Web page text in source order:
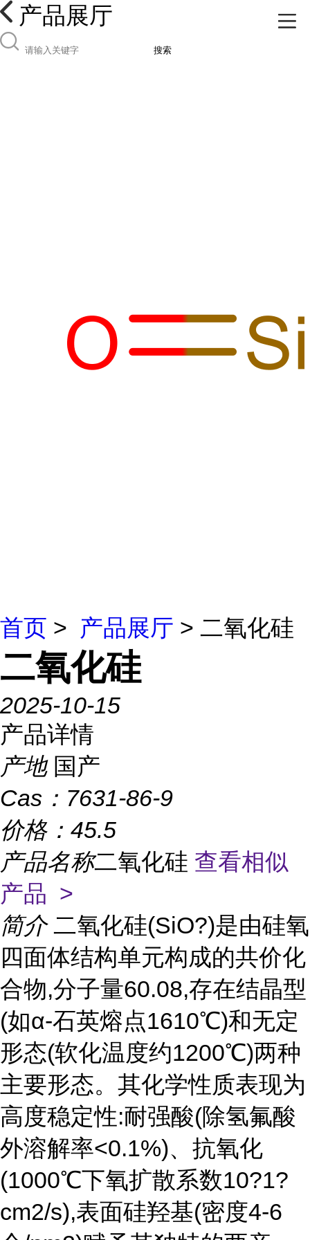
产品展厅
搜索
首页 > 产品展厅 > 二氧化硅
二氧化硅
2025-10-15
产品详情
产地 国产
Cas： 7631-86-9
价格： 45.5
产品名称二氧化硅 查看相似
产品 >
简介 二氧化硅(SiO?)是由硅氧
四面体结构单元构成的共价化
合物,分子量60.08,存在结晶型
(如α-石英熔点1610℃)和无定
形态(软化温度约1200℃)两种
主要形态。其化学性质表现为
高度稳定性:耐强酸(除氢氟酸
外溶解率<0.1%)、抗氧化
(1000℃下氧扩散系数10?1?
cm2/s),表面硅羟基(密度4-6